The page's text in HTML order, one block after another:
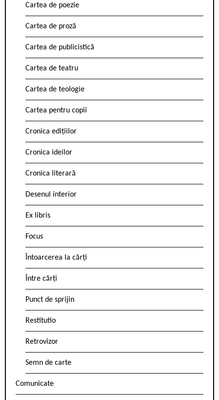
Cartea de poezie
Cartea de proză
Cartea de publicistică
Cartea de teatru
Cartea de teologie
Cartea pentru copii
Cronica edițiilor
Cronica ideilor
Cronica literară
Desenul interior
Ex libris
Focus
Întoarcerea la cărți
Între cărți
Punct de sprijin
Restitutio
Retrovizor
Semn de carte
Comunicate